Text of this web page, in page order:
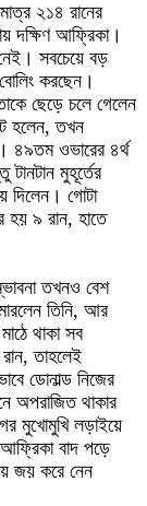
২১৪ রানের
দক্ষিণ আফ্রিকা।
সবচেয়ে বড়
করছেন।
ছেড়ে চলে গেলেন
হলেন, তখন
৪৯তম ওভারের ৪র্থ
মুহূর্তের
দিলেন। গোটা
হয় ৯ রান, হাতে
তখনও বেশ
তিনি, আর
থাকা সব
তাহলেই
ডোনাল্ড নিজের
অপরাজিত থাকার
মুখোমুখি লড়াইয়ে
আফ্রিকা বাদ পড়ে
জয় করে নেন